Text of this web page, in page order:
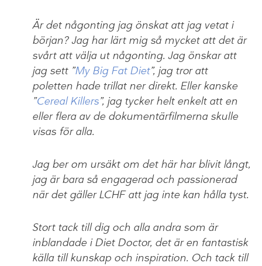
Är det någonting jag önskat att jag vetat i
början? Jag har lärt mig så mycket att det är
svårt att välja ut någonting. Jag önskar att
jag sett ”My Big Fat Diet”, jag tror att
poletten hade trillat ner direkt. Eller kanske
”Cereal Killers”, jag tycker helt enkelt att en
eller flera av de dokumentärfilmerna skulle
visas för alla.
Jag ber om ursäkt om det här har blivit långt,
jag är bara så engagerad och passionerad
när det gäller LCHF att jag inte kan hålla tyst.
Stort tack till dig och alla andra som är
inblandade i Diet Doctor, det är en fantastisk
källa till kunskap och inspiration. Och tack till